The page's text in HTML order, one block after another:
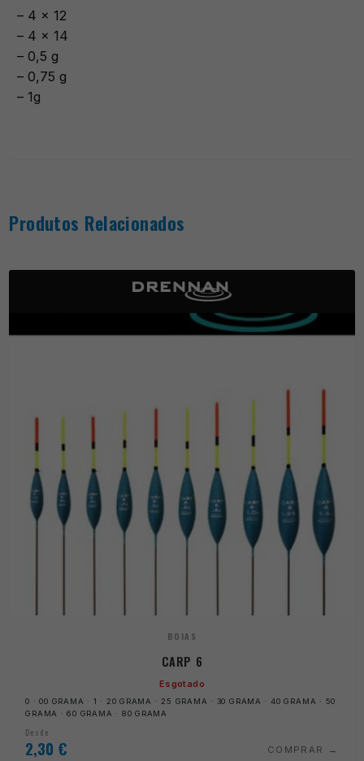
– 4 x 12
– 4 x 14
– 0,5 g
– 0,75 g
– 1g
Produtos Relacionados
BOIAS
CARP 6
Esgotado
0 · 00 GRAMA · 1 · 20 GRAMA · 25 GRAMA · 30 GRAMA · 40 GRAMA · 50
GRAMA · 60 GRAMA · 80 GRAMA
Desde
2,30 € COMPRAR